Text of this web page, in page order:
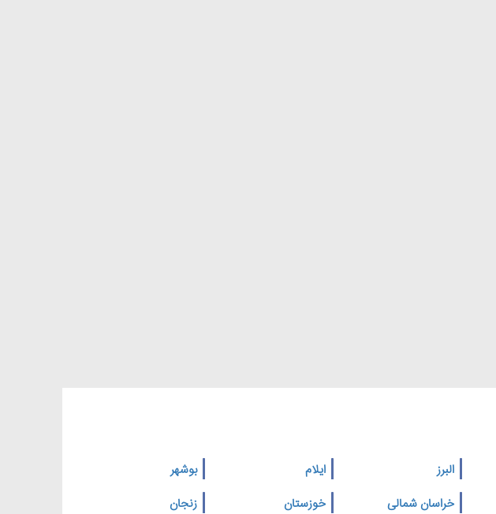
البرز ایلام
بوشهر
خراسان شمالی خوزستان
زنجان